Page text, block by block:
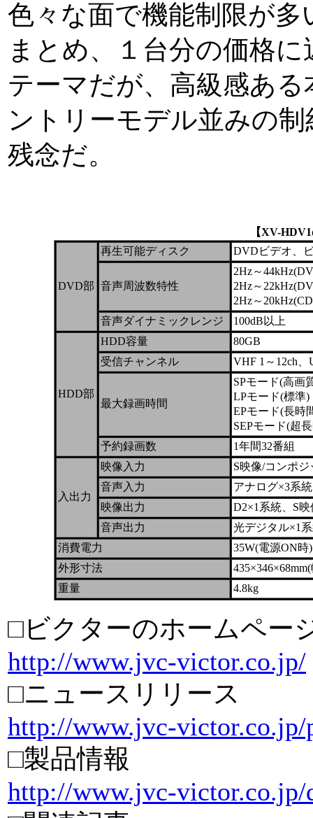
色々な面で機能制限が
まとめ、１台分の価格
テーマだが、高級感あ
ントリーモデル並みの
残念だ。
【XV-
DVD部
再生可能ディスク DVDビデオ、
音声周波数特性
2Hz～
2Hz～
2Hz～
音声ダイナミックレンジ
100dB以上
HDD部
HDD容量
80GB
受信チャンネル
VHF 1～12ch、
最大録画時間
SPモード(高画
LPモード(標準)
EPモード(長時
SEPモード(超
予約録画数
1年間32番組
入出力
映像入力
S映像/コンポ
音声入力
アナログ×3系統
映像出力
D2×1系統、S
音声出力
光デジタル×1
消費電力
35W(電源ON時
外形寸法
重量
4.8kg
□ビクターのホームペー
http://www.jvc-victor.co.jp/
□ニュースリリース
http://www.jvc-victor.co.jp/
□製品情報
http://www.jvc-